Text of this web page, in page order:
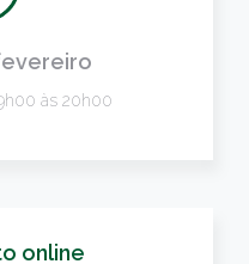
às 20h00
online